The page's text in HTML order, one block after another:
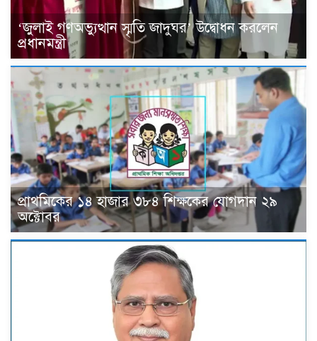
‘জুলাই গণঅভ্যুত্থান স্মৃতি জাদুঘর’ উদ্বোধন করলেন
প্রধানমন্ত্রী
প্রাথমিকের ১৪ হাজার ৩৮৪ শিক্ষকের যোগদান ২৯
অক্টোবর